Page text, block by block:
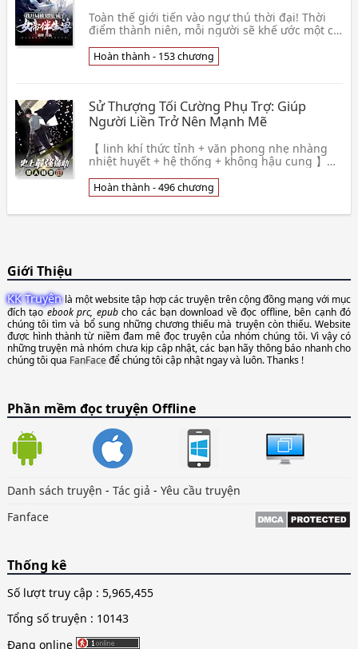
Toàn thế giới tiến vào ngự thú thời đại! Thời
điểm thành niên, mỗi người sẽ khế ước một cái
xuyên q👦 Tân Huy
Hoàn thành - 153 chương
Sử Thượng Tối Cường Phụ Trợ: Giúp
Người Liền Trở Nên Mạnh Mẽ
【 linh khí thức tỉnh + văn phong nhẹ nhàng
nhiệt huyết + hệ thống + không hậu cung 】
lam tinh, 👦 Vô Vấn Tâm An
Hoàn thành - 496 chương
Giới Thiệu
KK Truyệnlà một website tập hợp các truyện trên cộng đồng mạng với mục
đích tạoebook prc, epubcho các bạn download về đọc offline, bên cạnh đó
chúng tôi tìm và bổ sung những chương thiếu mà truyện còn thiếu. Website
được hình thành từ niềm đam mê đọc truyện của nhóm chúng tôi. Vì vậy có
những truyện mà nhóm chưa kịp cập nhật, các bạn hãy thông báo nhanh cho
chúng tôi qua FanFaceđể chúng tôi cập nhật ngay và luôn. Thanks !
Phần mềm đọc truyện Offline
Danh sách truyện - Tác giả - Yêu cầu truyện
Fanface
Thống kê
Số lượt truy cập : 5,965,455
Tổng số truyện : 10143
Đang online